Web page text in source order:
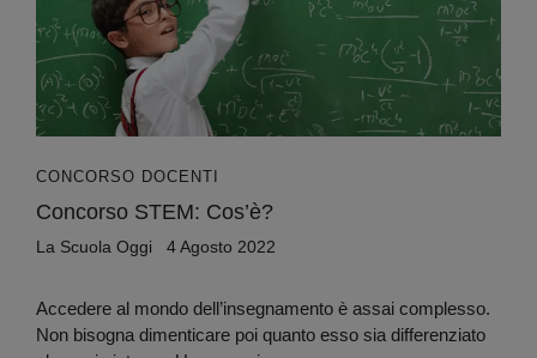
CONCORSO DOCENTI
Concorso STEM: Cos’è?
La Scuola Oggi 4 Agosto 2022
Accedere al mondo dell’insegnamento è assai complesso.
Non bisogna dimenticare poi quanto esso sia differenziato